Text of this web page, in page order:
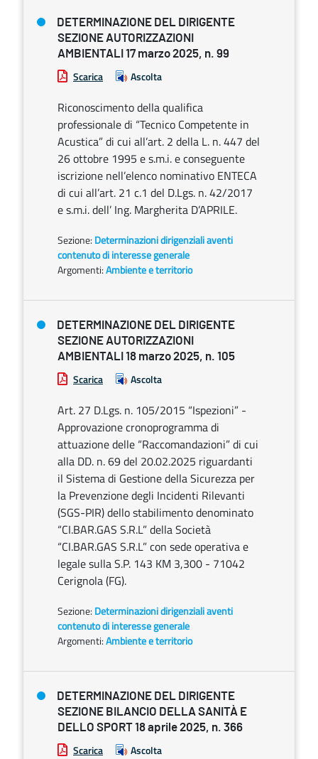
DETERMINAZIONE DEL DIRIGENTE
SEZIONE AUTORIZZAZIONI
AMBIENTALI 17 marzo 2025, n. 99
Scarica Ascolta
Riconoscimento della qualifica
professionale di “Tecnico Competente in
Acustica” di cui all’art. 2 della L. n. 447 del
26 ottobre 1995 e s.m.i. e conseguente
iscrizione nell’elenco nominativo ENTECA
di cui all’art. 21 c.1 del D.Lgs. n. 42/2017
e s.m.i. dell’ Ing. Margherita D’APRILE.
Sezione: Determinazioni dirigenziali aventi
contenuto di interesse generale
Argomenti:Ambiente e territorio
DETERMINAZIONE DEL DIRIGENTE
SEZIONE AUTORIZZAZIONI
AMBIENTALI 18 marzo 2025, n. 105
Scarica Ascolta
Art. 27 D.Lgs. n. 105/2015 “Ispezioni” -
Approvazione cronoprogramma di
attuazione delle “Raccomandazioni” di cui
alla DD. n. 69 del 20.02.2025 riguardanti
il Sistema di Gestione della Sicurezza per
la Prevenzione degli Incidenti Rilevanti
(SGS-PIR) dello stabilimento denominato
“CI.BAR.GAS S.R.L” della Società
“CI.BAR.GAS S.R.L” con sede operativa e
legale sulla S.P. 143 KM 3,300 - 71042
Cerignola (FG).
Sezione: Determinazioni dirigenziali aventi
contenuto di interesse generale
Argomenti:Ambiente e territorio
DETERMINAZIONE DEL DIRIGENTE
SEZIONE BILANCIO DELLA SANITÀ E
DELLO SPORT 18 aprile 2025, n. 366
Scarica Ascolta